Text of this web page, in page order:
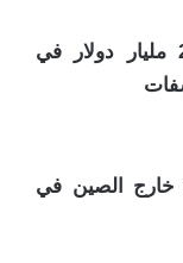
المجموعة الصينية تعتزم استثمار 2 مليار دولار في
خارج الصين في